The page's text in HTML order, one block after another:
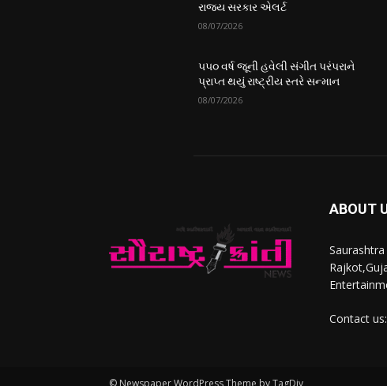
રાજ્ય સરકાર એલર્ટ
08/07/2026
૫૫૦ વર્ષ જૂની હવેલી સંગીત પરંપરાને
પ્રાપ્ત થયું રાષ્ટ્રીય સ્તરે સન્માન
08/07/2026
ABOUT
Contact us: